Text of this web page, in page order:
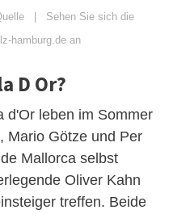
| Sehen Sie sich die
hamburg.de an
D Or?
d'Or leben im Sommer
Mario Götze und Per
Mallorca selbst
Oliver Kahn
treffen. Beide